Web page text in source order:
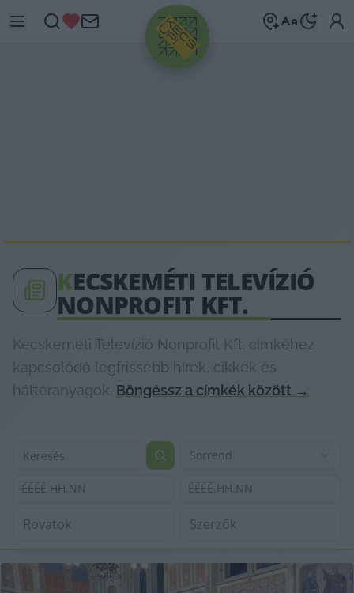
HIRDETÉS
KECSKEMÉTI TELEVÍZIÓ
NONPROFIT KFT.
Kecskeméti Televízió Nonprofit Kft. címkéhez
kapcsolódó legfrissebb hírek, cikkek és
háttéranyagok. Böngéssz a címkék között →
Sorrend
ÉÉÉÉ.HH.NN ÉÉÉÉ.HH.NN